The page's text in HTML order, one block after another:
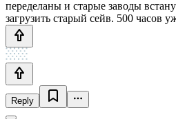
переделаны и старые заводы
загрузить старый сейв. 500 часов
Reply